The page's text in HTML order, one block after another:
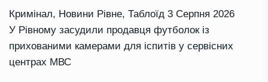
Кримінал, Новини Рівне, Таблоїд 3 Серпня 2026
У Рівному засудили продавця футболок із
прихованими камерами для іспитів у сервісних
центрах МВС